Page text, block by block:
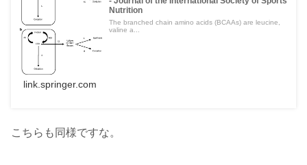
Nutrition
The branched chain amino acids (BCAAs) are leucine,
valine a...
link.springer.com
こちらも同様ですな。